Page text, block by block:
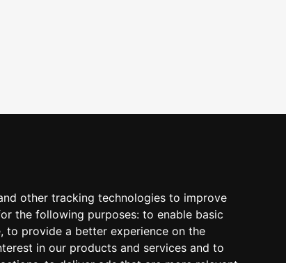
other tracking technologies to improve
the following purposes: to enable basic
, to provide a better experience on the
in our products and services and to
обстоятельств! Напишите нам на